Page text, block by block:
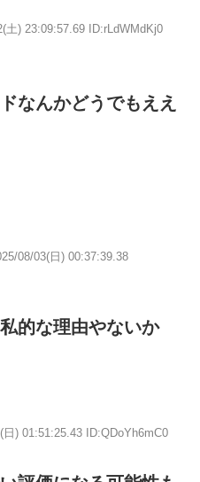
土) 23:09:57.69 ID:rLdWMdKj0
なんかどうでもええ
08/03(日) 00:37:39.38
的な理由やないか
日) 01:51:25.43 ID:QDoYh6mC0